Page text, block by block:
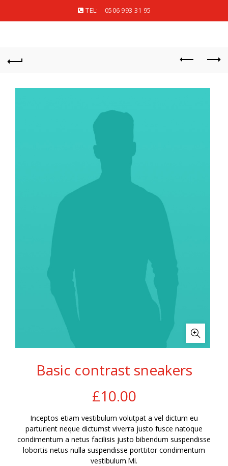
TEL: 0506 993 31 95
Basic contrast sneakers
£10.00
Inceptos etiam vestibulum volutpat a vel dictum eu
parturient neque dictumst viverra justo fusce natoque
condimentum a netus facilisis justo bibendum suspendisse
lobortis netus nulla suspendisse porttitor condimentum
vestibulum.Mi.